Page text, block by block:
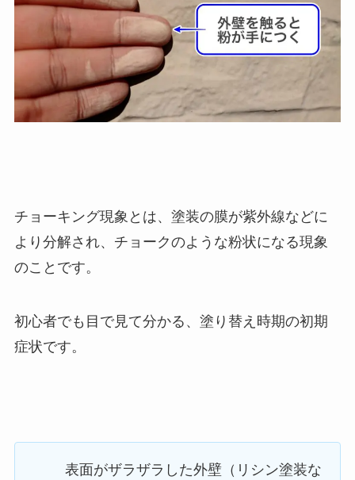
チョーキング現象とは、塗装の膜が紫外線などに
より分解され、チョークのような粉状になる現象
のことです。
初心者でも目で見て分かる、塗り替え時期の初期
症状です。
表面がザラザラした外壁（リシン塗装な